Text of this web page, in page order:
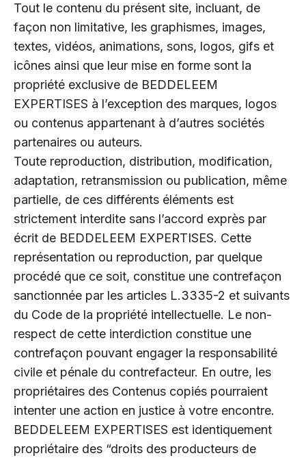
Tout le contenu du présent site, incluant, de
façon non limitative, les graphismes, images,
textes, vidéos, animations, sons, logos, gifs et
icônes ainsi que leur mise en forme sont la
propriété exclusive de BEDDELEEM
EXPERTISES à l’exception des marques, logos
ou contenus appartenant à d’autres sociétés
partenaires ou auteurs.
Toute reproduction, distribution, modification,
adaptation, retransmission ou publication, même
partielle, de ces différents éléments est
strictement interdite sans l’accord exprès par
écrit de BEDDELEEM EXPERTISES. Cette
représentation ou reproduction, par quelque
procédé que ce soit, constitue une contrefaçon
sanctionnée par les articles L.3335-2 et suivants
du Code de la propriété intellectuelle. Le non-
respect de cette interdiction constitue une
contrefaçon pouvant engager la responsabilité
civile et pénale du contrefacteur. En outre, les
propriétaires des Contenus copiés pourraient
intenter une action en justice à votre encontre.
BEDDELEEM EXPERTISES est identiquement
propriétaire des “droits des producteurs de